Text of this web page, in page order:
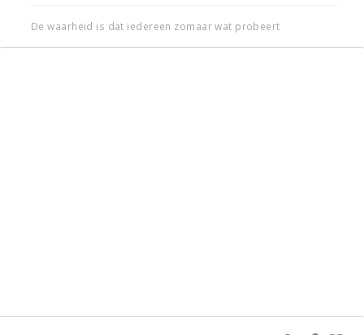
De waarheid is dat iedereen zomaar wat probeert